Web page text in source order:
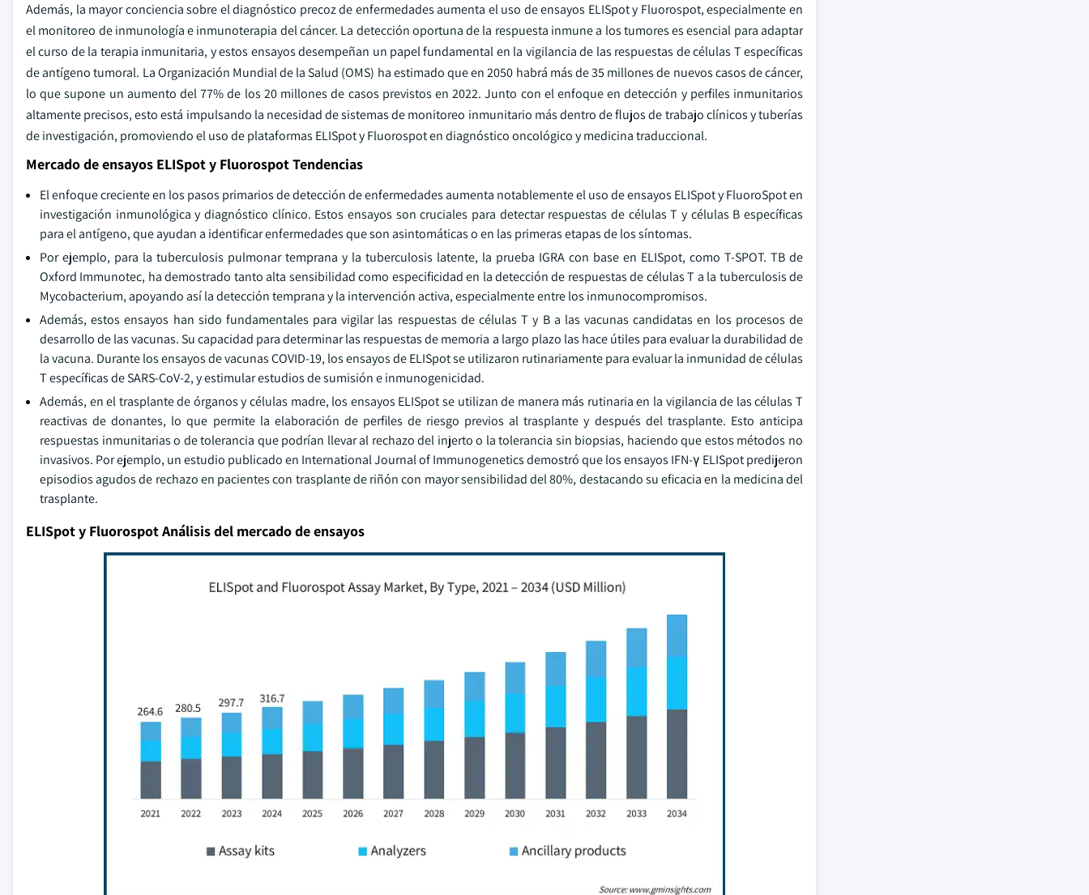
Además, la mayor conciencia sobre el diagnóstico precoz de enfermedades aumenta el uso de ensayos ELISpot y Fluorospot, especialmente en
el monitoreo de inmunología e inmunoterapia del cáncer. La detección oportuna de la respuesta inmune a los tumores es esencial para adaptar
el curso de la terapia inmunitaria, y estos ensayos desempeñan un papel fundamental en la vigilancia de las respuestas de células T específicas
de antígeno tumoral. La Organización Mundial de la Salud (OMS) ha estimado que en 2050 habrá más de 35 millones de nuevos casos de cáncer,
lo que supone un aumento del 77% de los 20 millones de casos previstos en 2022. Junto con el enfoque en detección y perfiles inmunitarios
altamente precisos, esto está impulsando la necesidad de sistemas de monitoreo inmunitario más dentro de flujos de trabajo clínicos y tuberías
de investigación, promoviendo el uso de plataformas ELISpot y Fluorospot en diagnóstico oncológico y medicina traduccional.
Mercado de ensayos ELISpot y Fluorospot Tendencias
El enfoque creciente en los pasos primarios de detección de enfermedades aumenta notablemente el uso de ensayos ELISpot y FluoroSpot en
investigación inmunológica y diagnóstico clínico. Estos ensayos son cruciales para detectar respuestas de células T y células B específicas
para el antígeno, que ayudan a identificar enfermedades que son asintomáticas o en las primeras etapas de los síntomas.
Por ejemplo, para la tuberculosis pulmonar temprana y la tuberculosis latente, la prueba IGRA con base en ELISpot, como T-SPOT. TB de
Oxford Immunotec, ha demostrado tanto alta sensibilidad como especificidad en la detección de respuestas de células T a la tuberculosis de
Mycobacterium, apoyando así la detección temprana y la intervención activa, especialmente entre los inmunocompromisos.
Además, estos ensayos han sido fundamentales para vigilar las respuestas de células T y B a las vacunas candidatas en los procesos de
desarrollo de las vacunas. Su capacidad para determinar las respuestas de memoria a largo plazo las hace útiles para evaluar la durabilidad de
la vacuna. Durante los ensayos de vacunas COVID-19, los ensayos de ELISpot se utilizaron rutinariamente para evaluar la inmunidad de células
T específicas de SARS-CoV-2, y estimular estudios de sumisión e inmunogenicidad.
Además, en el trasplante de órganos y células madre, los ensayos ELISpot se utilizan de manera más rutinaria en la vigilancia de las células T
reactivas de donantes, lo que permite la elaboración de perfiles de riesgo previos al trasplante y después del trasplante. Esto anticipa
respuestas inmunitarias o de tolerancia que podrían llevar al rechazo del injerto o la tolerancia sin biopsias, haciendo que estos métodos no
invasivos. Por ejemplo, un estudio publicado en International Journal of Immunogenetics demostró que los ensayos IFN-γ ELISpot predijeron
episodios agudos de rechazo en pacientes con trasplante de riñón con mayor sensibilidad del 80%, destacando su eficacia en la medicina del
trasplante.
ELISpot y Fluorospot Análisis del mercado de ensayos